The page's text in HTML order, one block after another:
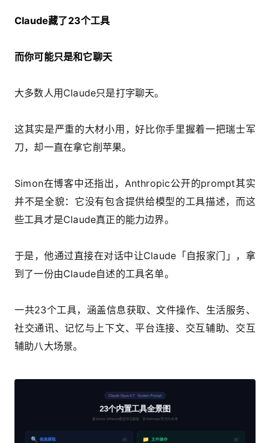
Claude藏了23个工具
而你可能只是和它聊天
大多数人用Claude只是打字聊天。
这其实是严重的大材小用，好比你手里握着一把瑞士军
刀，却一直在拿它削苹果。
Simon在博客中还指出，Anthropic公开的prompt其实
并不是全貌：它没有包含提供给模型的工具描述，而这
些工具才是Claude真正的能力边界。
于是，他通过直接在对话中让Claude「自报家门」，拿
到了一份由Claude自述的工具名单。
一共23个工具，涵盖信息获取、文件操作、生活服务、
社交通讯、记忆与上下文、平台连接、交互辅助、交互
辅助八大场景。